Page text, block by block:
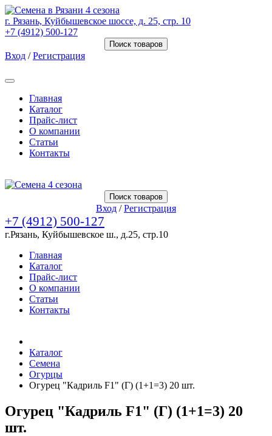
г. Рязань, Куйбышевское шоссе, д. 25, стр. 10
+7 (4912) 500-127
Поиск товаров
Вход /Регистрация
Главная
Каталог
Прайс-лист
О компании
Статьи
Контакты
Поиск товаров
Вход /Регистрация
+7 (4912) 500-127
г.Рязань, Куйбышевское ш., д.25, стр.10
Главная
Каталог
Прайс-лист
О компании
Статьи
Контакты
Каталог
Семена
Огурцы
Огурец "Кадриль F1" (Г) (1+1=3) 20 шт.
Огурец "Кадриль F1" (Г) (1+1=3) 20
шт.